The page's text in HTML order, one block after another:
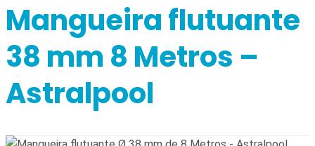
Mangueira flutuante
38 mm 8 Metros –
Astralpool